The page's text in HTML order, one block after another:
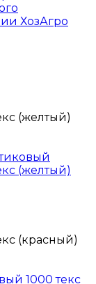
ХозАгро
(желтый)
(желтый)
(красный)